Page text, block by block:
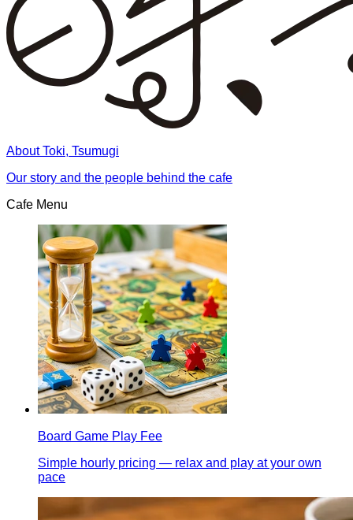
About Toki, Tsumugi
Our story and the people behind the cafe
Cafe Menu
Board Game Play Fee
Simple hourly pricing — relax and play at your own
pace